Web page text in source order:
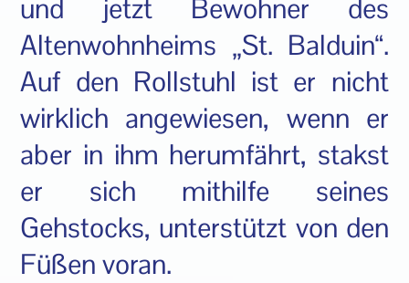
und jetzt Bewohner des
Altenwohnheims „St. Balduin“.
Auf den Rollstuhl ist er nicht
wirklich angewiesen, wenn er
aber in ihm herumfährt, stakst
er sich mithilfe seines
Gehstocks, unterstützt von den
Füßen voran.